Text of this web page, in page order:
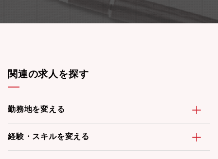
関連の求人を探す
勤務地を変える
経験・スキルを変える